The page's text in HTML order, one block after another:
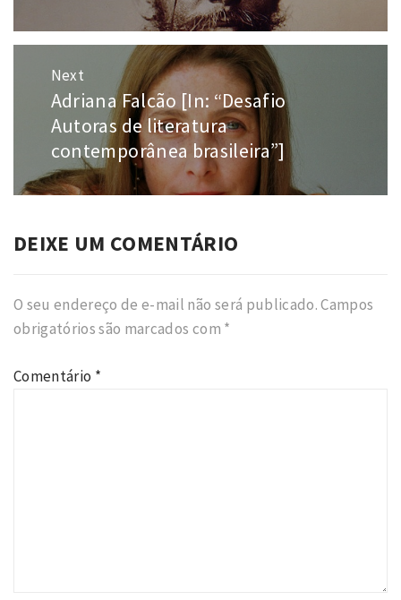
Next
Next
post:
Adriana Falcão [In: “Desafio
Autoras de literatura
contemporânea brasileira”]
DEIXE UM COMENTÁRIO
O seu endereço de e-mail não será publicado.Campos
obrigatórios são marcados com *
Comentário *